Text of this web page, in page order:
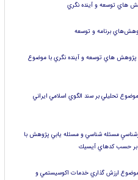
هاي توسعه و آينده نگري
برنامه و توسعه
هاي توسعه و آينده نگري با موضوع
تحليلي بر سند الگوي اسلامي ايراني
مسئله شناسي و مسئله يابي پژوهش با
بر حسب كدهاي آيسيك
ارزش گذاري خدمات اكوسيستمي و